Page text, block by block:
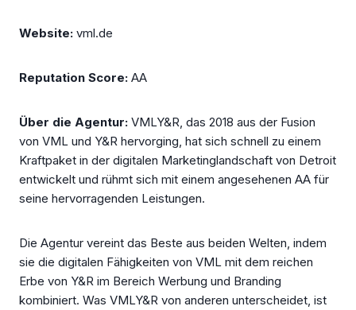
Website: vml.de
Reputation Score: AA
Über die Agentur: VMLY&R, das 2018 aus der Fusion
von VML und Y&R hervorging, hat sich schnell zu einem
Kraftpaket in der digitalen Marketinglandschaft von Detroit
entwickelt und rühmt sich mit einem angesehenen AA für
seine hervorragenden Leistungen.
Die Agentur vereint das Beste aus beiden Welten, indem
sie die digitalen Fähigkeiten von VML mit dem reichen
Erbe von Y&R im Bereich Werbung und Branding
kombiniert. Was VMLY&R von anderen unterscheidet, ist